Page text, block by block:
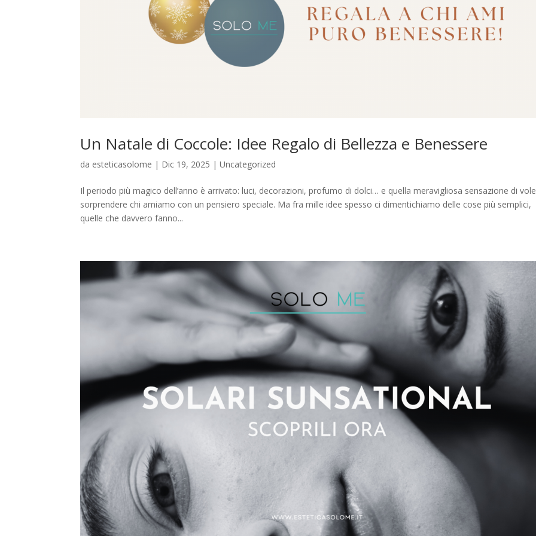
Un Natale di Coccole: Idee Regalo di Bellezza e Benessere
da esteticasolome | Dic 19, 2025 |Uncategorized
Il periodo più magico dell’anno è arrivato: luci, decorazioni, profumo di dolci… e quella meravigliosa sensazione di
sorprendere chi amiamo con un pensiero speciale. Ma fra mille idee spesso ci dimentichiamo delle cose più semplici,
quelle che davvero fanno...